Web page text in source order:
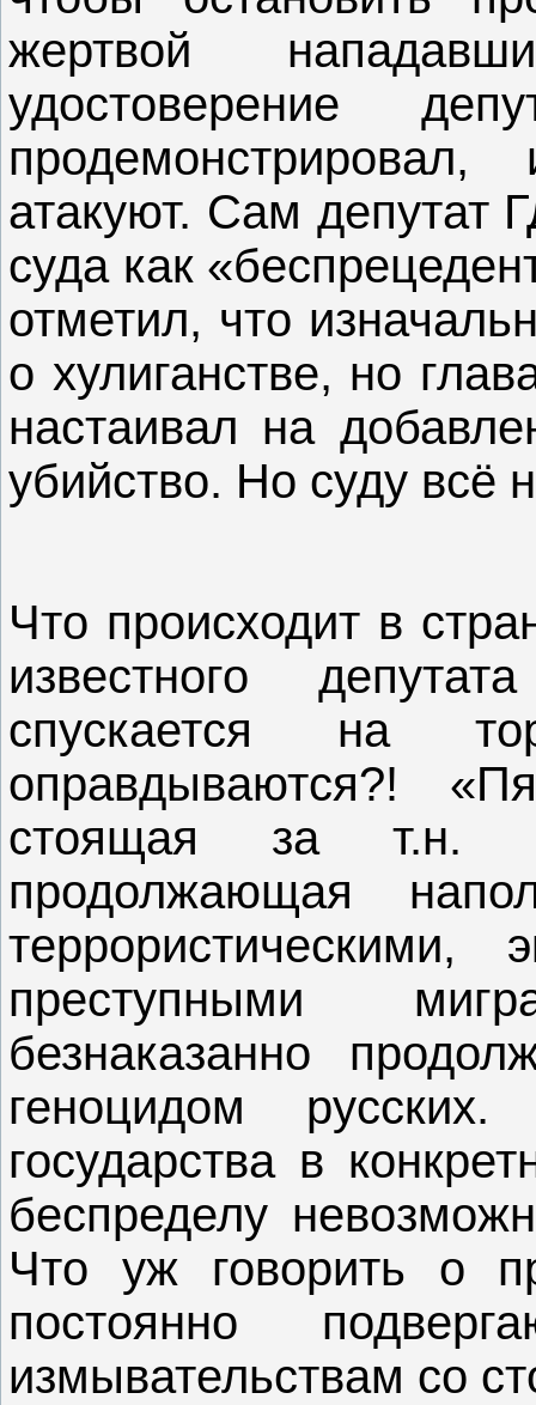
жертвой
удостоверение
атакуют. Сам депутат
суда как
отметил, что
о хулиганстве, но
настаивал на
убийство. Но суду всё
Что происходит в
известного
спускается на
оправдываются?!
стоящая за т.н.
продолжающая
террористическими,
преступными
безнаказанно
геноцидом
государства в
беспределу
Что уж говорить о
постоянно
измывательствам со